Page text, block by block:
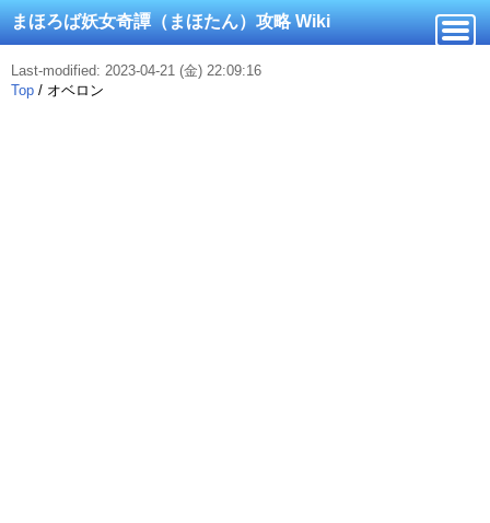
まほろば妖女奇譚（まほたん）攻略 Wiki
Last-modified: 2023-04-21 (金) 22:09:16
Top / オベロン